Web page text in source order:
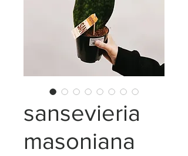
sansevieria
masoniana